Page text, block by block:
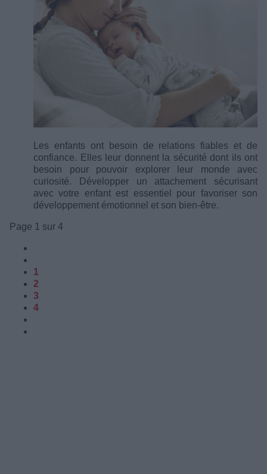
Les enfants ont besoin de relations fiables et de
confiance. Elles leur donnent la sécurité dont ils ont
besoin pour pouvoir explorer leur monde avec
curiosité. Développer un attachement sécurisant
avec votre enfant est essentiel pour favoriser son
développement émotionnel et son bien-être.
Page 1 sur 4
1
2
3
4